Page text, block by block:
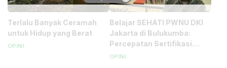
Terlalu Banyak Ceramah
untuk Hidup yang Berat
OPINI
Belajar SEHATI PWNU DKI
Jakarta di Bulukumba:
Percepatan Sertifikasi
Halal Bagi UMK
OPINI